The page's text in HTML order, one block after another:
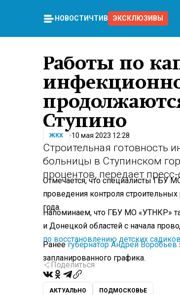
НОВОСТИ ЧТИВО ЭКСКЛЮЗИВЫ
Работы по
Ступино
ЖКХ 10 мая 2023 12:28
Строительная готовность
больницы в Ступинском
процентов, передает
Отмечается, что специалисты ГБУ
проведения контроля
года.
Напоминаем, что ГБУ МО «УТНКР»
и Донецкой областей с начала
по восстановлению детских садиков
Ранеегубернатор Андрей Воробьев
запланированного графика.
Поделиться
АКТУАЛЬНО ПОДМОСКОВЬЕ